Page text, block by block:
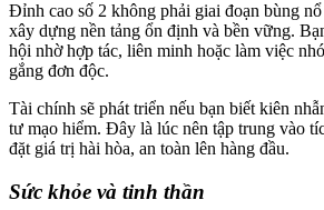
Đỉnh cao số 2 không phải giai đoạn bùng
xây dựng nền tảng ổn định và bền vững.
hội nhờ hợp tác, liên minh hoặc làm việc
gắng đơn độc.
Tài chính sẽ phát triển nếu bạn biết kiên
tư mạo hiểm. Đây là lúc nên tập trung vào
đặt giá trị hài hòa, an toàn lên hàng đầu.
Sức khỏe và tinh thần